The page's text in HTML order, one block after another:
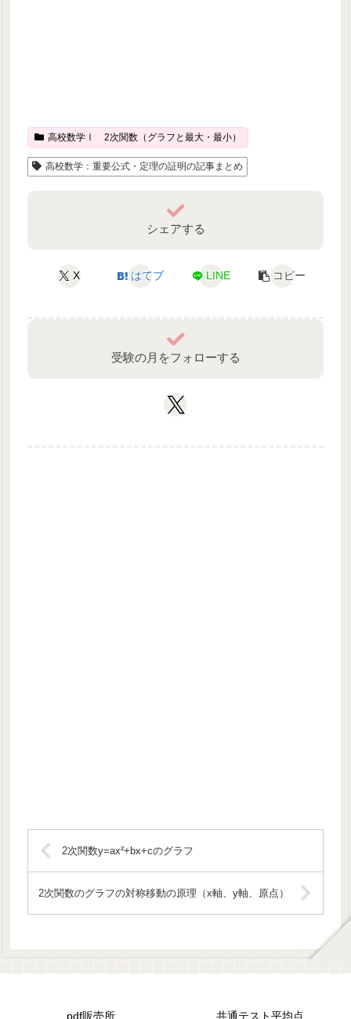
高校数学Ⅰ 2次関数（グラフと最大・最小）
高校数学：重要公式・定理の証明の記事まとめ
シェアする
X はてブ LINE コピー
受験の月をフォローする
2次関数y=ax²+bx+cのグラフ
2次関数のグラフの対称移動の原理（x軸、y軸、原点）
pdf販売所 共通テスト平均点